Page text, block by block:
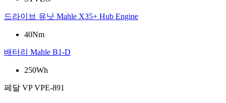
드라이브 유닛 Mahle X35+ Hub Engine
40Nm
배터리 Mahle B1-D
250Wh
페달 VP VPE-891